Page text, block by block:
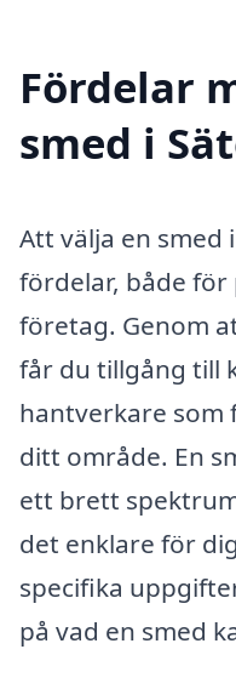
Fördelar
smed i
Att välja en smed
fördelar, både
företag. Genom
får du tillgång till
hantverkare som
ditt område. En
ett brett
det enklare för
specifika
på vad en smed